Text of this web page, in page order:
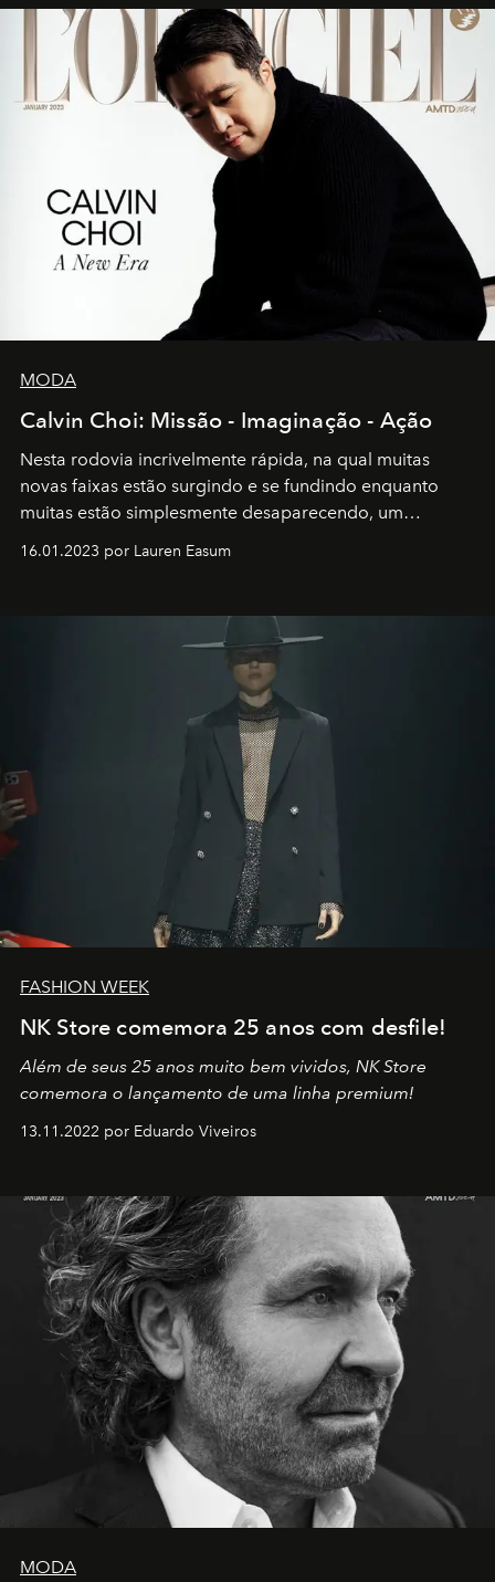
MODA
Calvin Choi: Missão - Imaginação - Ação
Nesta rodovia incrivelmente rápida, na qual muitas
novas faixas estão surgindo e se fundindo enquanto
muitas estão simplesmente desaparecendo, um
transportador AMTD abrindo caminho para muitos
por propósitos, com um claro senso de missão na vida e
16.01.2023 por Lauren Easum
FASHION WEEK
NK Store comemora 25 anos com desfile!
Além de seus 25 anos muito bem vividos, NK Store
comemora o lançamento de uma linha premium!
13.11.2022 por Eduardo Viveiros
MODA